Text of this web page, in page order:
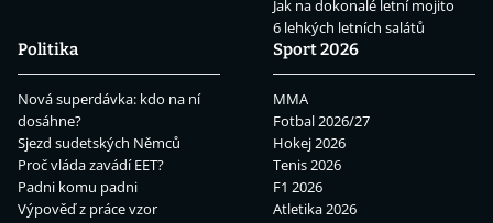
Jak na dokonalé letní mojito
6 lehkých letních salátů
Politika
Nová superdávka: kdo na ní
dosáhne?
Sjezd sudetských Němců
Proč vláda zavádí EET?
Padni komu padni
Výpověď z práce vzor
Sport 2026
MMA
Fotbal 2026/27
Hokej 2026
Tenis 2026
F1 2026
Atletika 2026